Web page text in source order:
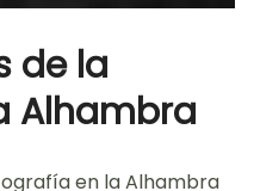
de la
Alhambra
en la Alhambra